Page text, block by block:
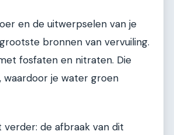
en de uitwerpselen van je
bronnen van vervuiling.
fosfaten en nitraten. Die
waardoor je water groen
verder: de afbraak van dit